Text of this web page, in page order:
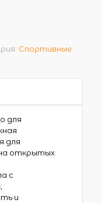
Спортивные
для
для
на открытых
с
и